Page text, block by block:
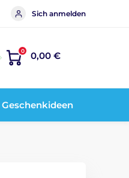
Sich anmelden
0 0,00 €
Geschenkideen